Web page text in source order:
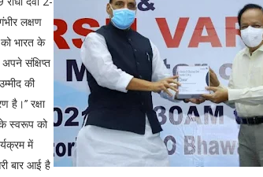
लक्षण
भारत के
संक्षिप्त
की
रक्षा
स्वरूप को
में
बार आई है